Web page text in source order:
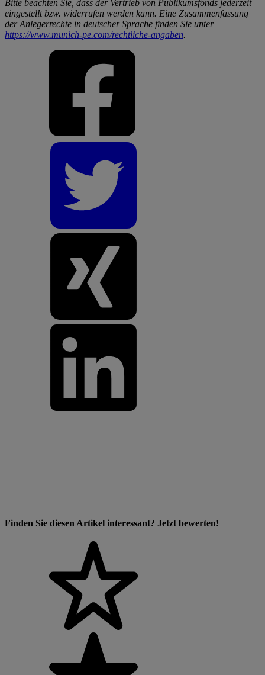
Bitte beachten Sie, dass der Vertrieb von Publikumsfonds jederzeit
eingestellt bzw. widerrufen werden kann. Eine Zusammenfassung
der Anlegerrechte in deutscher Sprache finden Sie unter
https://www.munich-pe.com/rechtliche-angaben.
Finden Sie diesen Artikel interessant? Jetzt bewerten!